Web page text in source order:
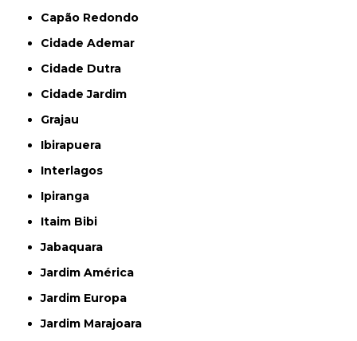
Capão Redondo
Cidade Ademar
Cidade Dutra
Cidade Jardim
Grajau
Ibirapuera
Interlagos
Ipiranga
Itaim Bibi
Jabaquara
Jardim América
Jardim Europa
Jardim Marajoara